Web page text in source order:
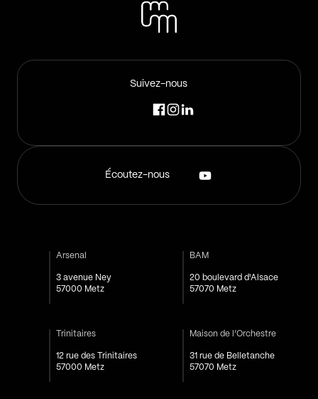
Suivez-nous
Écoutez-nous
Arsenal
3 avenue Ney
57000 Metz
BAM
20 boulevard d'Alsace
57070 Metz
Trinitaires
12 rue des Trinitaires
57000 Metz
Maison de l’Orchestre
31 rue de Belletanche
57070 Metz